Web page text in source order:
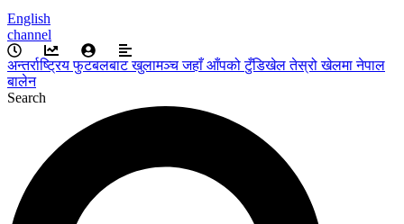
English
channel
अन्तर्राष्ट्रिय फुटबलबाट खुलामञ्च जहाँ आँपको टुँडिखेल तेस्रो खेलमा नेपाल
बालेन
Search